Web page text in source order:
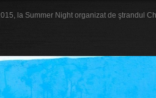
la Summer Night organizat de ştrandul